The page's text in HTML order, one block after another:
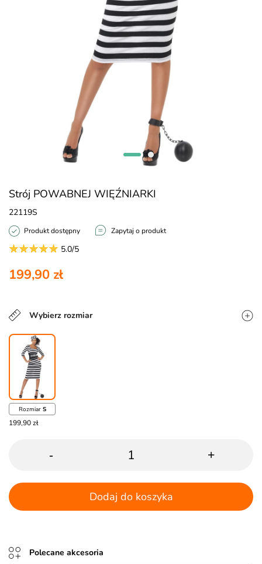
Strój POWABNEJ WIĘŹNIARKI
22119S
Produkt dostępny Zapytaj o produkt
5.0/5
199,90 zł
Wybierz rozmiar
Rozmiar S
199,90 zł
- +
Dodaj do koszyka
Polecane akcesoria